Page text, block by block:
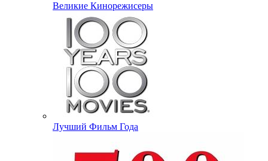
Великие Кинорежисеры
Лучший Фильм Года